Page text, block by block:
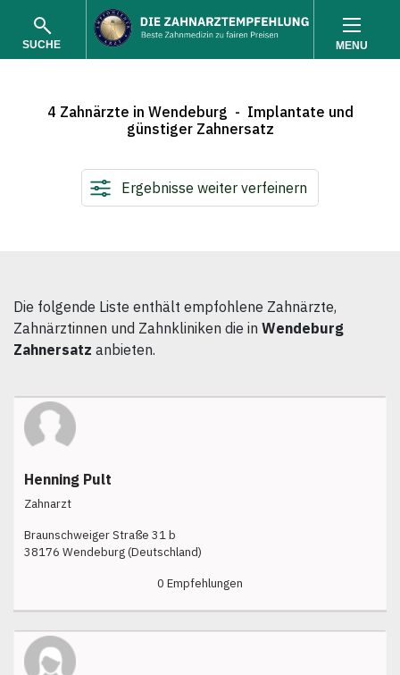
SUCHE MENU
4 Zahnärzte in Wendeburg - Implantate und
günstiger Zahnersatz
Ergebnisse weiter verfeinern
Die folgende Liste enthält empfohlene Zahnärzte,
Zahnärztinnen und Zahnkliniken die in Wendeburg
Zahnersatz anbieten.
Henning Pult
Zahnarzt
Braunschweiger Straße 31 b
38176 Wendeburg (Deutschland)
0 Empfehlungen